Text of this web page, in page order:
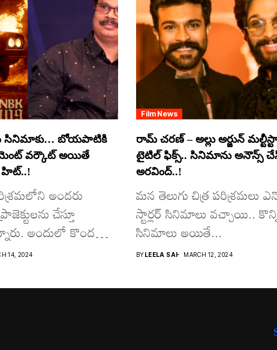
సినిమాకు… బోయపాటికి
వర్కౌట్ అయితే
అందరు
చేస్తూ
అందులో కొందరు
14, 2024
Film News
రామ్ చరణ్ – అల్లు అర్జున్
టైటిల్ ఫిక్స్.. సినిమాను అనౌన్స్
అరవింద్..!
మన తెలుగు చిత్ర పరిశ్రమలు
స్టార్లర్ సినిమాలు వచ్చాయి..
సినిమాలు అయితే...
BYLEELA SAI MARCH 12, 2024